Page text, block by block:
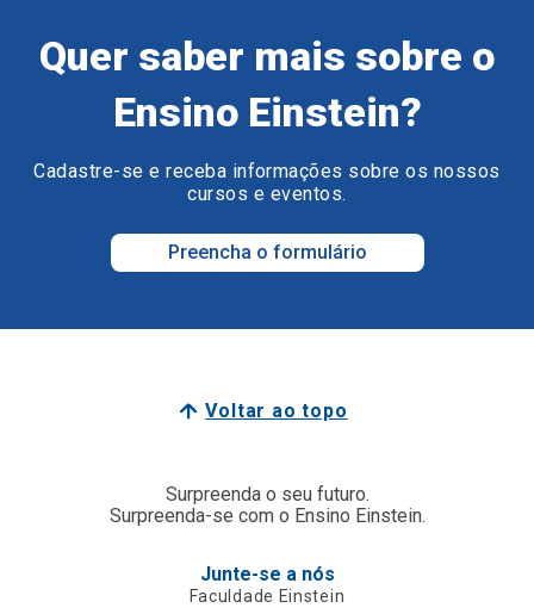
Quer saber mais sobre o
Ensino Einstein?
Cadastre-se e receba informações sobre os nossos
cursos e eventos.
Preencha o formulário
Voltar ao topo
Surpreenda o seu futuro.
Surpreenda-se com o Ensino Einstein.
Junte-se a nós
Faculdade Einstein